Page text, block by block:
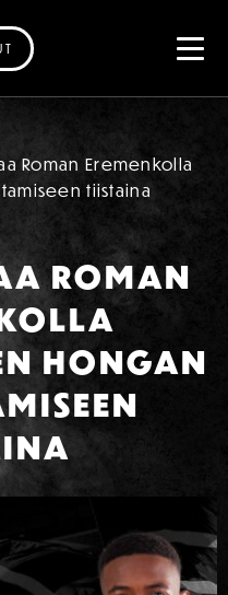
Roman Eremenkolla
tiistaina
ROMAN
HONGAN